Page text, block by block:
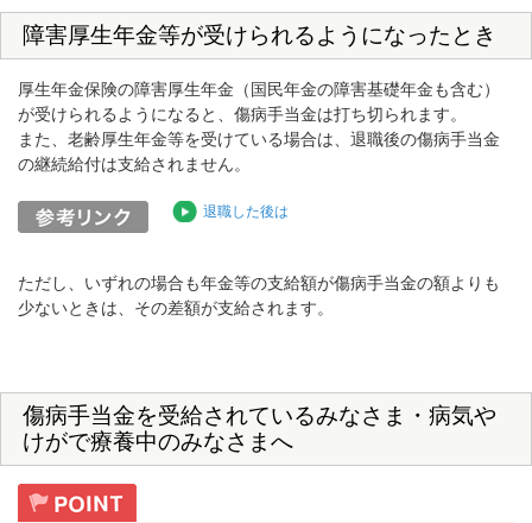
障害厚生年金等が受けられるようになったとき
厚生年金保険の障害厚生年金（国民年金の障害基礎年金も含む）
が受けられるようになると、傷病手当金は打ち切られます。
また、老齢厚生年金等を受けている場合は、退職後の傷病手当金
の継続給付は支給されません。
退職した後は
ただし、いずれの場合も年金等の支給額が傷病手当金の額よりも
少ないときは、その差額が支給されます。
傷病手当金を受給されているみなさま・病気や
けがで療養中のみなさまへ